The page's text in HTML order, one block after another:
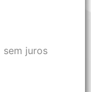
sem juros